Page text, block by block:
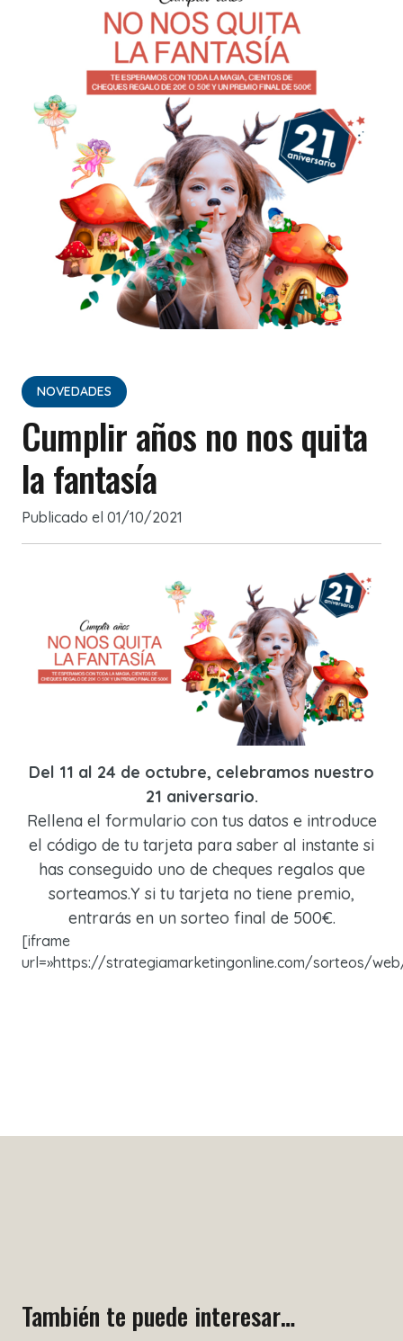
NOVEDADES
Cumplir años no nos quita
la fantasía
Publicado el 01/10/2021
Del 11 al 24 de octubre, celebramos nuestro
21 aniversario.
Rellena el formulario con tus datos e introduce
el código de tu tarjeta para saber al instante si
has conseguido uno de cheques regalos que
sorteamos.Y si tu tarjeta no tiene premio,
entrarás en un sorteo final de 500€.
[iframe
url=»https://strategiamarketingonline.com/sorteos/
También te puede interesar…